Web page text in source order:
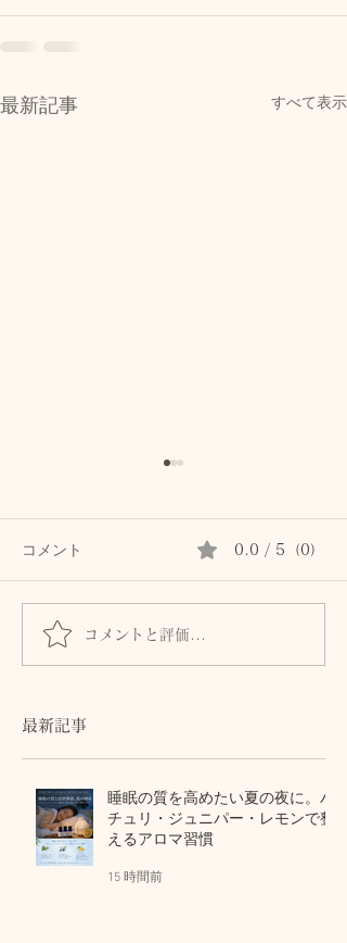
最新記事 すべて表示
「納得しました」 疑い
から笑顔に変わった、ご
コメント 0.0 / 5（0）
コメントと評価...
最新記事
睡眠の質を高めたい夏の夜に。パ
チュリ・ジュニパー・レモンで整
えるアロマ習慣
15 時間前